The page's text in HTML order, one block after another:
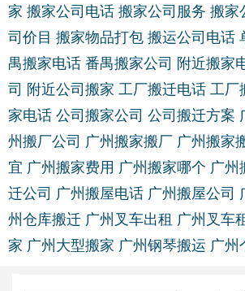
家 搬家公司电话 搬家公司服务 搬家
司价目 搬家物品打包 搬运公司电话
禺搬家电话 番禺搬家公司 附近搬家
司 附近公司搬家 工厂搬迁电话 工厂
家电话 公司搬家公司 公司搬迁方案
州搬厂公司 广州搬家搬厂 广州搬家
宜 广州搬家费用 广州搬家哪个 广州
迁公司 广州搬屋电话 广州搬屋公司
州仓库搬迁 广州叉车出租 广州叉车
家 广州大型搬家 广州钢琴搬运 广州